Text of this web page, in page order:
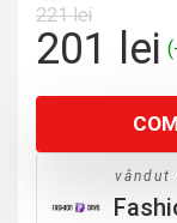
221lei
Prețul
a
fost:
221 lei.
201 lei
vândut